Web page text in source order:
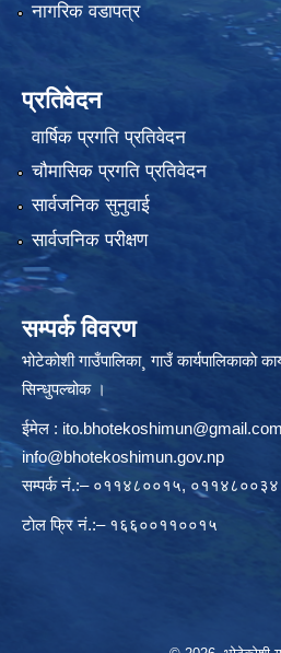
नागरिक वडापत्र
प्रतिवेदन
वार्षिक प्रगति प्रतिवेदन
चौमासिक प्रगति प्रतिवेदन
सार्वजनिक सुनुवाई
सार्वजनिक परीक्षण
सम्पर्क विवरण
भोटेकोशी गाउँपालिका¸ गाउँ कार्यपालिकाकाे
सिन्धुपल्चोक ।
ईमेल : ito.bhotekoshimun@gmail.com
info@bhotekoshimun.gov.np
सम्पर्क नं.:– ०११४८००१५, ०११४८००३४
टाेल फ्रि नं.:– १६६००११००१५